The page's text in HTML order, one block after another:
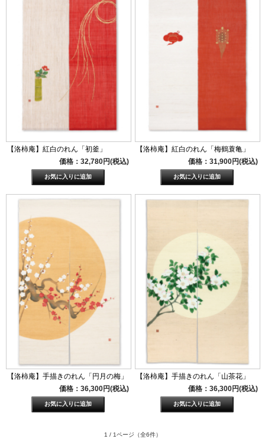
【洛柿庵】紅白のれん「初釜」
価格：32,780円(税込)
【洛柿庵】紅白のれん「梅鶴蓑亀」
価格：31,900円(税込)
【洛柿庵】手描きのれん「円月の梅」
価格：36,300円(税込)
【洛柿庵】手描きのれん「山茶花」
価格：36,300円(税込)
1 / 1ページ （全6件）